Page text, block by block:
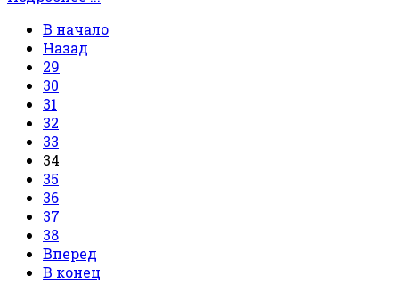
В начало
Назад
29
30
31
32
33
34
35
36
37
38
Вперед
В конец